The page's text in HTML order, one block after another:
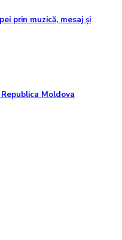
prin muzică, mesaj și
Moldova